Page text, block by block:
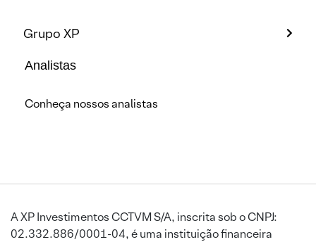
Grupo XP
Analistas
Conheça nossos analistas
A XP Investimentos CCTVM S/A, inscrita sob o CNPJ:
02.332.886/0001-04, é uma instituição financeira